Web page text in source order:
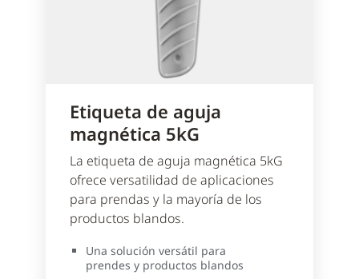
Etiqueta de aguja
magnética 5kG
La etiqueta de aguja magnética 5kG
ofrece versatilidad de aplicaciones
para prendas y la mayoría de los
productos blandos.
Una solución versátil para
prendes y productos blandos